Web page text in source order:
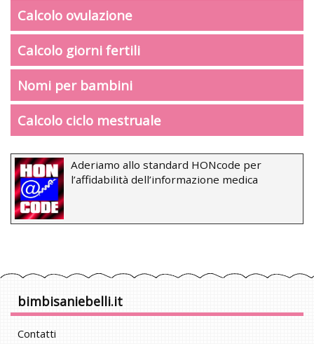
Calcolo ovulazione
Calcolo giorni fertili
Nomi per bambini
Calcolo ciclo mestruale
Aderiamo allo standard HONcode per
l’affidabilità dell’informazione medica
bimbisaniebelli.it
Contatti